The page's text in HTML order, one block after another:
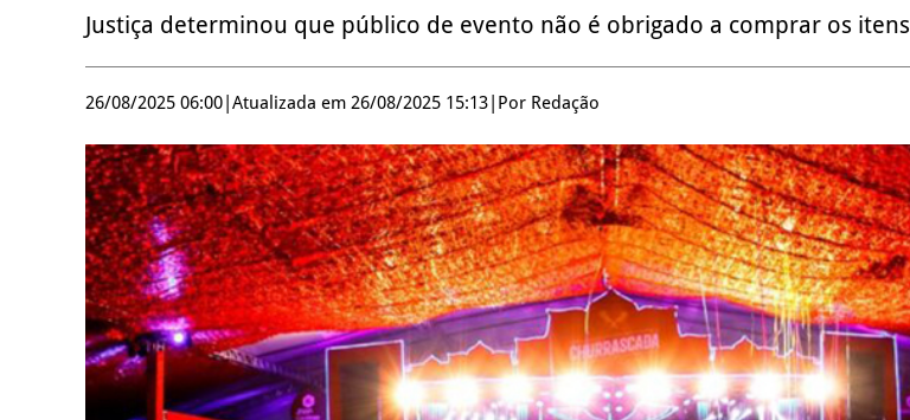
Justiça determinou que público de evento não é obrigado a comprar os itens
26/08/2025 06:00 Atualizada em 26/08/2025 15:13 Por Redação